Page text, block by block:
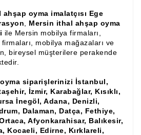
İmalatı, Modelleri
Modelleri
Modelleri
Modelleri
İmalatı, Modelleri
Modelleri
oyma imalatçısı Ege
Mersin ithal ahşap oyma
ile Mersin mobilya firmaları,
mobilya mağazaları ve
bireysel müşterilere perakende
siparişlerinizi İstanbul,
İzmir, Karabağlar, Kısıklı,
İnegöl, Adana, Denizli,
Dalaman, Datça, Fethiye,
Afyonkarahisar, Balıkesir,
Kocaeli, Edirne, Kırklareli,